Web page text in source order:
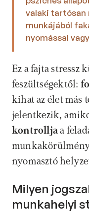
valaki tartósan
munkájából
nyomással
Ez a fajta stressz
feszültségektől:
kihat az élet más
jelentkezik,
kontrollja a
nyomasztó
Milyen
munkahelyi